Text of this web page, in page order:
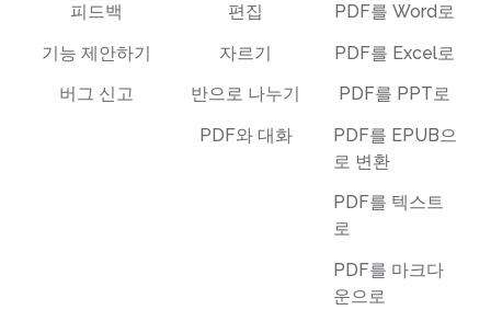
피드백
기능 제안하기
버그 신고
편집
자르기
반으로 나누기
PDF와 대화
PDF를 Word로
PDF를 Excel로
PDF를 PPT로
PDF를 EPUB으
로 변환
PDF를 텍스트
로
PDF를 마크다
운으로